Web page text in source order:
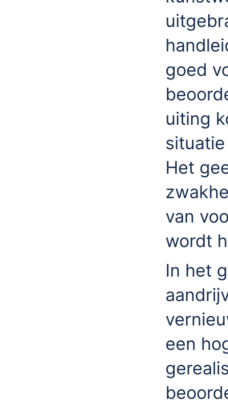
goed
uiting
Het
van
wordt
In het
een